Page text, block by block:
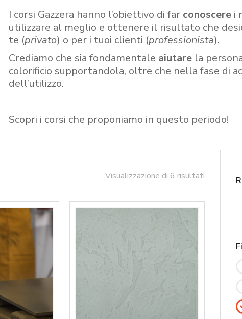
I corsi Gazzera hanno l’obiettivo di far conoscerei
utilizzare al meglio e ottenere il risultato che
te (privato) o per i tuoi clienti (professionista).
Crediamo che sia fondamentale aiutare la
colorificio supportandola, oltre che nella fase di
dell’utilizzo.
Scopri i corsi che proponiamo in questo periodo!
Visualizzazione di 6 risultati